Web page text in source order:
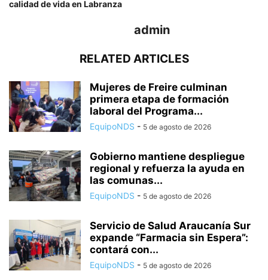
calidad de vida en Labranza
admin
RELATED ARTICLES
Mujeres de Freire culminan
primera etapa de formación
laboral del Programa...
EquipoNDS - 5 de agosto de 2026
Gobierno mantiene despliegue
regional y refuerza la ayuda en
las comunas...
EquipoNDS - 5 de agosto de 2026
Servicio de Salud Araucanía Sur
expande “Farmacia sin Espera”:
contará con...
EquipoNDS - 5 de agosto de 2026